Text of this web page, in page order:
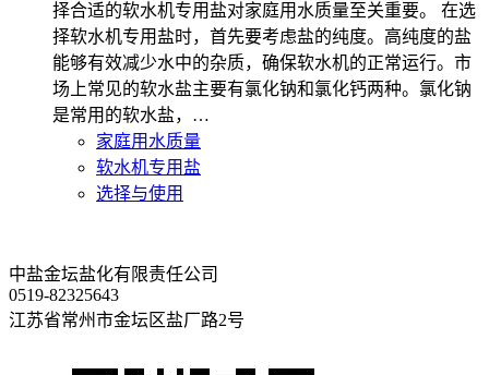
择合适的软水机专用盐对家庭用水质量至关重要。 在选
择软水机专用盐时，首先要考虑盐的纯度。高纯度的盐
能够有效减少水中的杂质，确保软水机的正常运行。市
场上常见的软水盐主要有氯化钠和氯化钙两种。氯化钠
是常用的软水盐，…
家庭用水质量
软水机专用盐
选择与使用
中盐金坛盐化有限责任公司
0519-82325643
江苏省常州市金坛区盐厂路2号